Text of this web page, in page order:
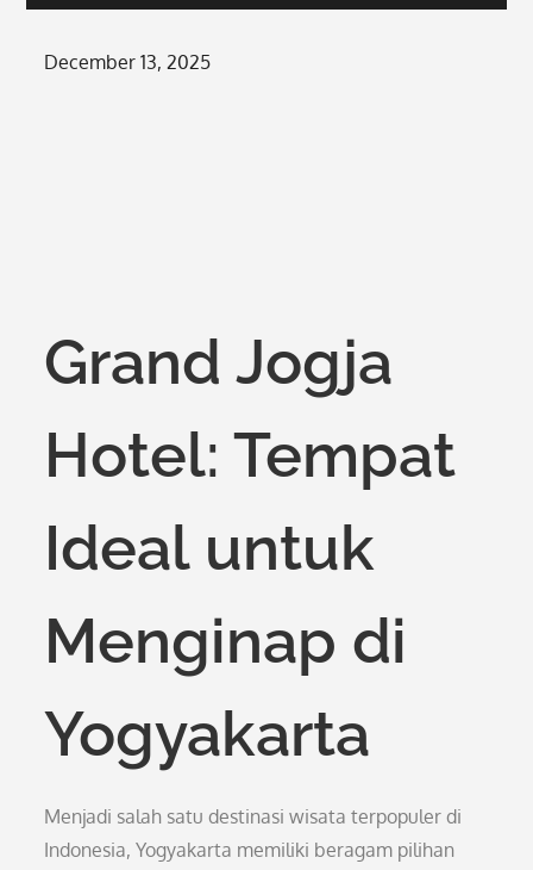
Posted
December 13, 2025
Grand Jogja
Hotel: Tempat
Ideal untuk
Menginap di
Yogyakarta
Menjadi salah satu destinasi wisata terpopuler di
Indonesia, Yogyakarta memiliki beragam pilihan